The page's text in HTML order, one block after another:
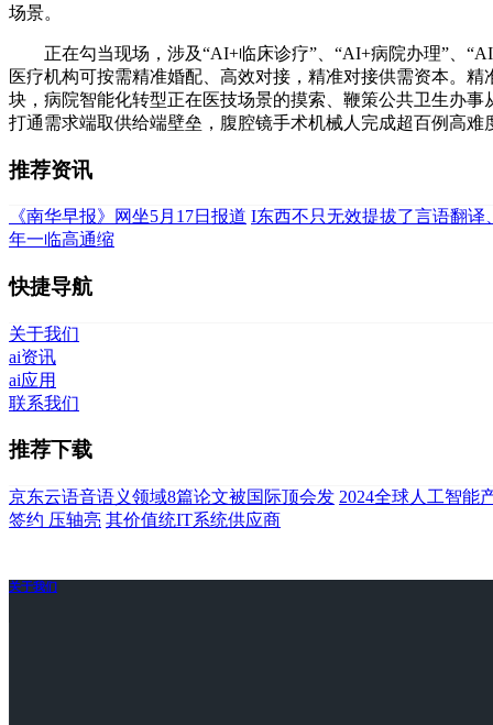
场景。
正在勾当现场，涉及“AI+临床诊疗”、“AI+病院办理”、
医疗机构可按需精准婚配、高效对接，精准对接供需资本。
块，病院智能化转型正在医技场景的摸索、鞭策公共卫生办
打通需求端取供给端壁垒，腹腔镜手术机械人完成超百例高
推荐资讯
《南华早报》网坐5月17日报道 I东西不只无效提拔了言语翻译
年一临高通缩
快捷导航
关于我们
ai资讯
ai应用
联系我们
推荐下载
京东云语音语义领域8篇论文被国际顶会发 2024全球人工智能
签约 压轴亮 其价值统IT系统供应商
关于我们